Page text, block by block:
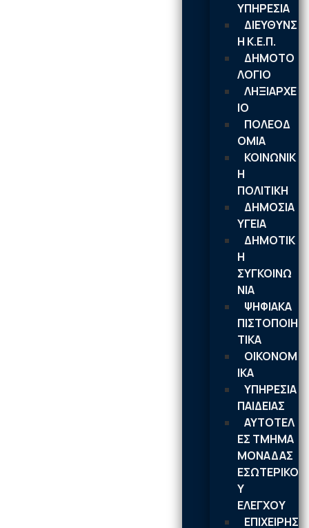
ΥΠΗΡΕΣΙΑ
ΔΙΕΥΘΥΝΣ
Η Κ.Ε.Π.
ΔΗΜΟΤΟ
ΛΟΓΙΟ
ΛΗΞΙΑΡΧΕ
ΙΟ
ΠΟΛΕΟΔ
ΟΜΙΑ
ΚΟΙΝΩΝΙΚ
Η
ΠΟΛΙΤΙΚΗ
ΔΗΜΟΣΙΑ
ΥΓΕΙΑ
ΔΗΜΟΤΙΚ
Η
ΣΥΓΚΟΙΝΩ
ΝΙΑ
ΨΗΦΙΑΚΑ
ΠΙΣΤΟΠΟΙΗ
ΤΙΚΑ
ΟΙΚΟΝΟΜ
ΙΚΑ
ΥΠΗΡΕΣΙΑ
ΠΑΙΔΕΙΑΣ
ΑΥΤΟΤΕΛ
ΕΣ ΤΜΗΜΑ
ΜΟΝΑΔΑΣ
ΕΣΩΤΕΡΙΚΟ
Υ
ΕΛΕΓΧΟΥ
ΕΠΙΧΕΙΡΗΣ